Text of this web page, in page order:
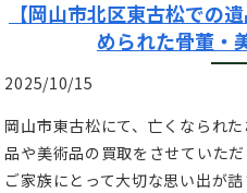
【岡山市北区東古松での
められた骨董・
2025/10/15
岡山市東古松にて、亡くなられ
品や美術品の買取をさせていただ
ご家族にとって大切な思い出が